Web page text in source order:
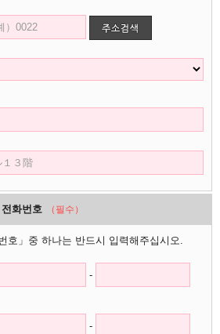
전화번호 （필수）
호」중 하나는 반드시 입력해주십시오.
-
-